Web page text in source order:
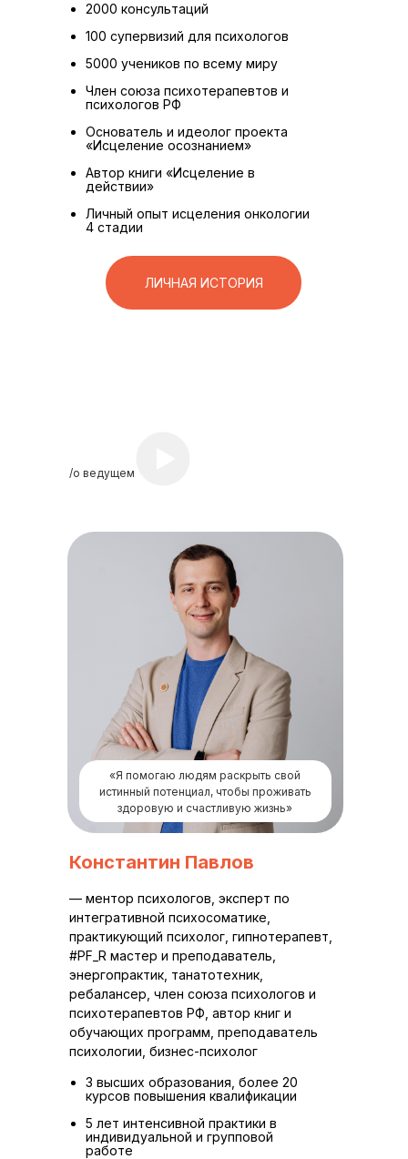
2000 консультаций
100 супервизий для психологов
5000 учеников по всему миру
Член союза психотерапевтов и
психологов РФ
Основатель и идеолог проекта
«Исцеление осознанием»
Автор книги «Исцеление в
действии»
Личный опыт исцеления онкологии
4 стадии
ЛИЧНАЯ ИСТОРИЯ
/о ведущем
3 высших образования, более 20
курсов повышения квалификации
5 лет интенсивной практики в
индивидуальной и групповой
работе
Константин Павлов
«Я помогаю людям раскрыть свой
истинный потенциал, чтобы проживать
здоровую и счастливую жизнь»
— ментор психологов, эксперт по
интегративной психосоматике,
практикующий психолог, гипнотерапевт,
#PF_R мастер и преподаватель,
энергопрактик, танатотехник,
ребалансер, член союза психологов и
психотерапевтов РФ, автор книг и
обучающих программ, преподаватель
психологии, бизнес-психолог